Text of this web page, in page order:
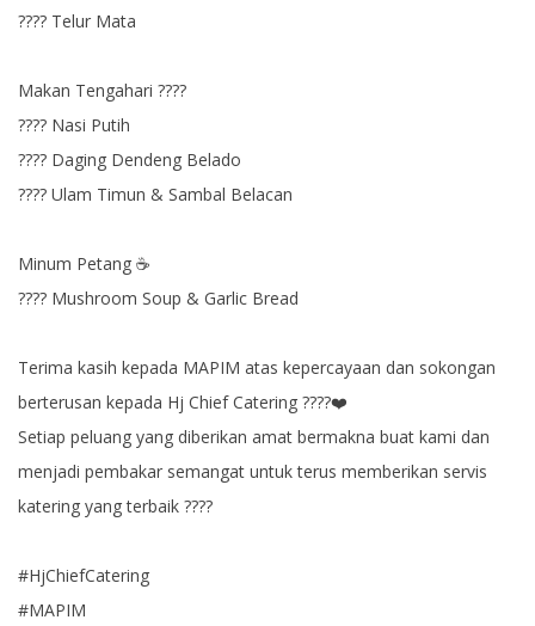
???? Telur Mata
Makan Tengahari ????
???? Nasi Putih
???? Daging Dendeng Belado
???? Ulam Timun & Sambal Belacan
Minum Petang ☕
???? Mushroom Soup & Garlic Bread
Terima kasih kepada MAPIM atas kepercayaan dan sokongan
berterusan kepada Hj Chief Catering ????❤️
Setiap peluang yang diberikan amat bermakna buat kami dan
menjadi pembakar semangat untuk terus memberikan servis
katering yang terbaik ????
#HjChiefCatering
#MAPIM